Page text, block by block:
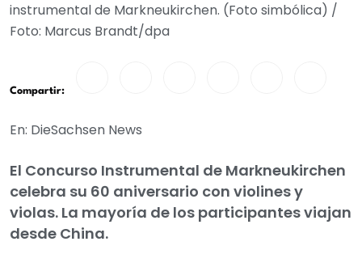
instrumental de Markneukirchen. (Foto simbólica) /
Foto: Marcus Brandt/dpa
Compartir:
En: DieSachsen News
El Concurso Instrumental de Markneukirchen
celebra su 60 aniversario con violines y
violas. La mayoría de los participantes viajan
desde China.